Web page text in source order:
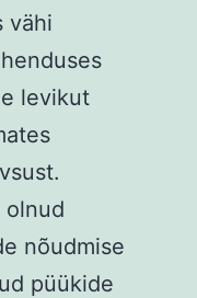
vähi
levikut
olnud
nõudmise
püükide